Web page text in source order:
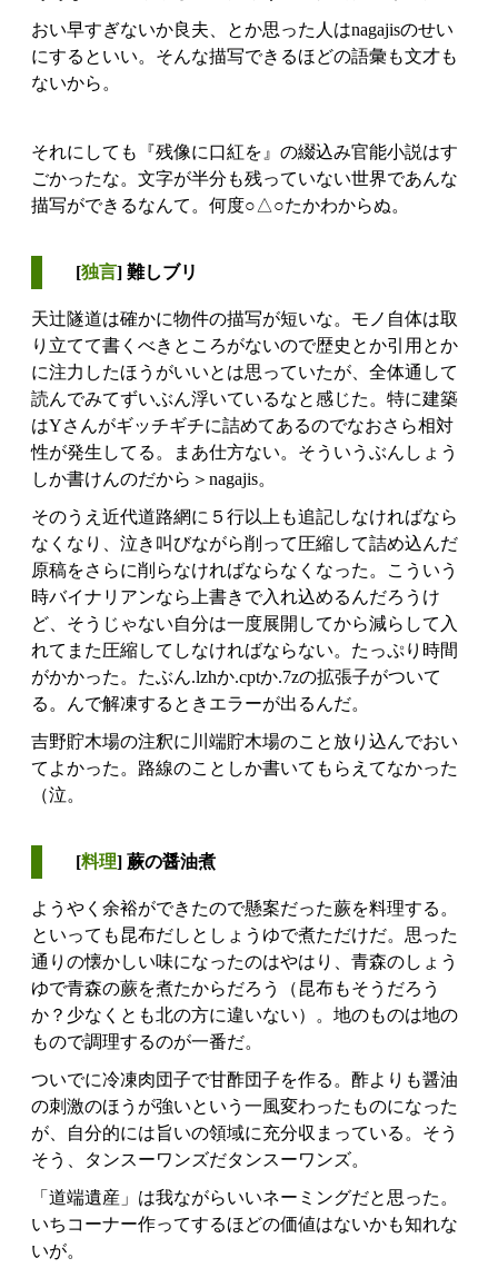
おい早すぎないか良夫、とか思った人はnagajisのせい
にするといい。そんな描写できるほどの語彙も文才も
ないから。
それにしても『残像に口紅を』の綴込み官能小説はす
ごかったな。文字が半分も残っていない世界であんな
描写ができるなんて。何度○△○たかわからぬ。
[独言] 難しブリ
天辻隧道は確かに物件の描写が短いな。モノ自体は取
り立てて書くべきところがないので歴史とか引用とか
に注力したほうがいいとは思っていたが、全体通して
読んでみてずいぶん浮いているなと感じた。特に建築
はYさんがギッチギチに詰めてあるのでなおさら相対
性が発生してる。まあ仕方ない。そういうぶんしょう
しか書けんのだから＞nagajis。
そのうえ近代道路網に５行以上も追記しなければなら
なくなり、泣き叫びながら削って圧縮して詰め込んだ
原稿をさらに削らなければならなくなった。こういう
時バイナリアンなら上書きで入れ込めるんだろうけ
ど、そうじゃない自分は一度展開してから減らして入
れてまた圧縮してしなければならない。たっぷり時間
がかかった。たぶん.lzhか.cptか.7zの拡張子がついて
る。んで解凍するときエラーが出るんだ。
吉野貯木場の注釈に川端貯木場のこと放り込んでおい
てよかった。路線のことしか書いてもらえてなかった
（泣。
[料理] 蕨の醤油煮
ようやく余裕ができたので懸案だった蕨を料理する。
といっても昆布だしとしょうゆで煮ただけだ。思った
通りの懐かしい味になったのはやはり、青森のしょう
ゆで青森の蕨を煮たからだろう（昆布もそうだろう
か？少なくとも北の方に違いない）。地のものは地の
もので調理するのが一番だ。
ついでに冷凍肉団子で甘酢団子を作る。酢よりも醤油
の刺激のほうが強いという一風変わったものになった
が、自分的には旨いの領域に充分収まっている。そう
そう、タンスーワンズだタンスーワンズ。
「道端遺産」は我ながらいいネーミングだと思った。
いちコーナー作ってするほどの価値はないかも知れな
いが。